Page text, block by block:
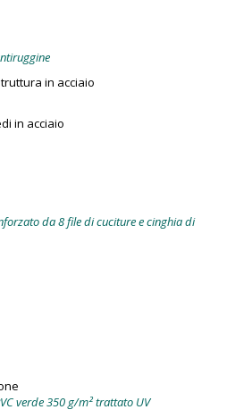
in acciaio
in acciaio
da 8 file di cuciture e cinghia di
verde 350 g/m² trattato UV